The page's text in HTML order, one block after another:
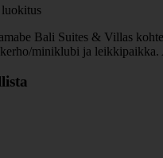
Bali Suites & Villas
miniklubi ja